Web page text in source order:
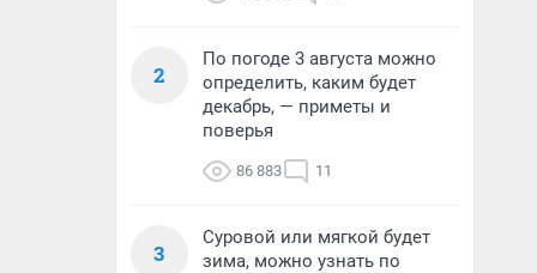
2
По погоде 3 августа можно
определить, каким будет
декабрь, — приметы и
поверья
86 883 11
3
Суровой или мягкой будет
зима, можно узнать по